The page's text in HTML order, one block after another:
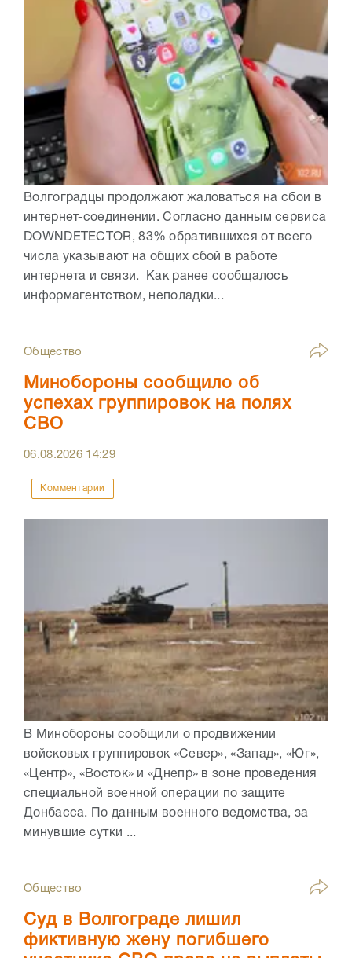
Волгоградцы продолжают жаловаться на сбои в
интернет-соединении. Согласно данным сервиса
DOWNDETECTOR, 83% обратившихся от всего
числа указывают на общих сбой в работе
интернета и связи. Как ранее сообщалось
информагентством, неполадки...
Общество
Минобороны сообщило об
успехах группировок на полях
СВО
06.08.2026 14:29
Комментарии
В Минобороны сообщили о продвижении
войсковых группировок «Север», «Запад», «Юг»,
«Центр», «Восток» и «Днепр» в зоне проведения
специальной военной операции по защите
Донбасса. По данным военного ведомства, за
минувшие сутки ...
Общество
Суд в Волгограде лишил
фиктивную жену погибшего